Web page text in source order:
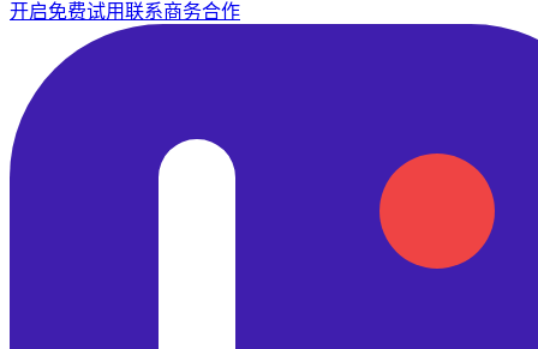
开启免费试用联系商务合作